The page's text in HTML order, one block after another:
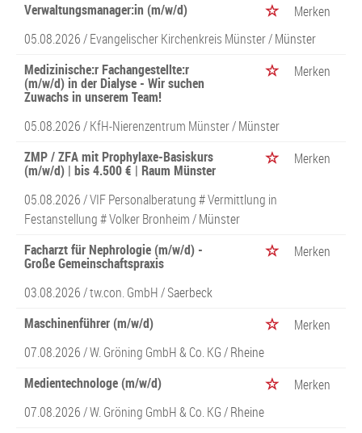
Verwaltungsmanager:in (m/w/d)
Merken
05.08.2026 /Evangelischer Kirchenkreis Münster/ Münster
Medizinische:r Fachangestellte:r
(m/w/d) in der Dialyse - Wir suchen
Zuwachs in unserem Team!
Merken
05.08.2026 /KfH-Nierenzentrum Münster/ Münster
ZMP / ZFA mit Prophylaxe-Basiskurs
(m/w/d) | bis 4.500 € | Raum Münster
Merken
05.08.2026 /VIF Personalberatung # Vermittlung in
Festanstellung # Volker Bronheim/ Münster
Facharzt für Nephrologie (m/w/d) -
Große Gemeinschaftspraxis
Merken
03.08.2026 /tw.con. GmbH/ Saerbeck
Maschinenführer (m/w/d)
Merken
07.08.2026 /W. Gröning GmbH & Co. KG/ Rheine
Medientechnologe (m/w/d)
Merken
07.08.2026 /W. Gröning GmbH & Co. KG/ Rheine